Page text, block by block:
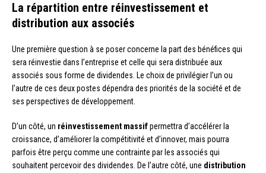
La répartition entre réinvestissement et
distribution aux associés
Une première question à se poser concerne la part des bénéfices qui
sera réinvestie dans l’entreprise et celle qui sera distribuée aux
associés sous forme de dividendes. Le choix de privilégier l’un ou
l’autre de ces deux postes dépendra des priorités de la société et de
ses perspectives de développement.
D’un côté, un réinvestissement massifpermettra d’accélérer la
croissance, d’améliorer la compétitivité et d’innover, mais pourra
parfois être perçu comme une contrainte par les associés qui
souhaitent percevoir des dividendes. De l’autre côté, une distribution